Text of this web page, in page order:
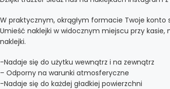
W praktycznym, okrągłym formacie Twoje
Umieść naklejki w widocznym miejscu przy
naklejki.
-Nadaje się do użytku wewnątrz i na zewnątrz
– Odporny na warunki atmosferyczne
-Nadaje się do każdej gładkiej powierzchni